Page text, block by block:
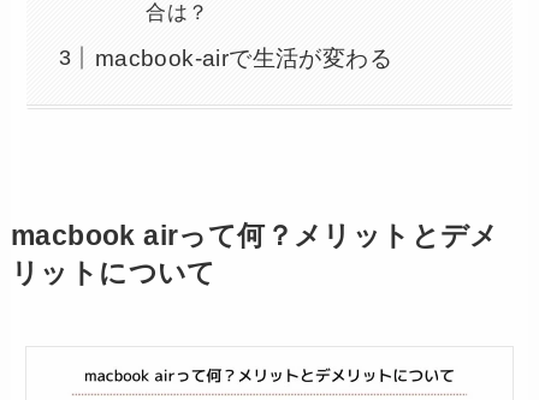
合は？
macbook-airで生活が変わる
macbook airって何？メリットとデメ
リットについて